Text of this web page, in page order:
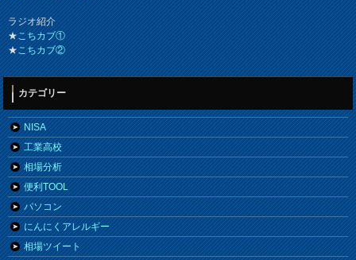
ラジオ紹介
★こちカブ①
★こちカブ②
カテゴリー
NISA
工業高校
相場分析
便利TOOL
パソコン
にんにくアレルギー
相場ツイート